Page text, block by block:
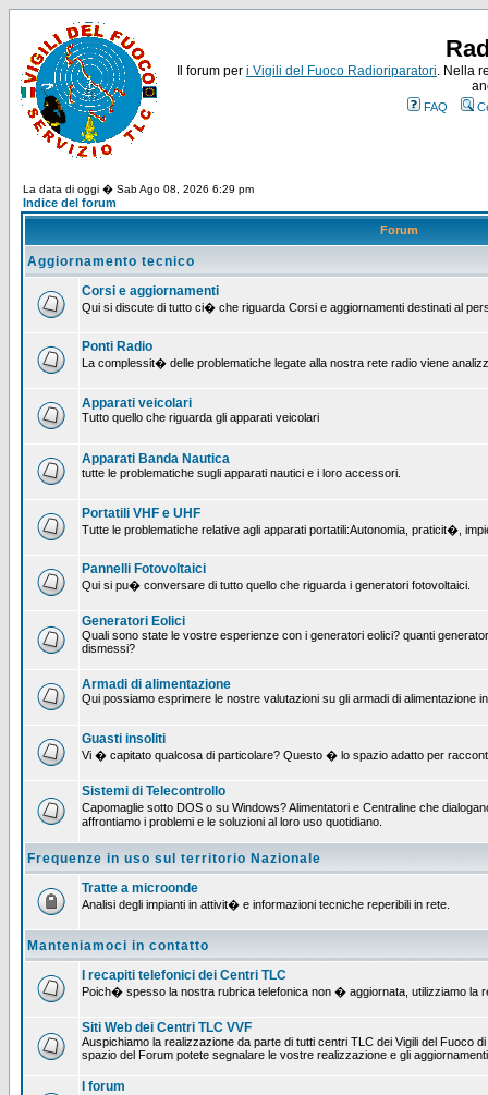
Il forum per i Vigili del Fuoco Radioriparatori. Nella
FAQ
La data di oggi � Sab Ago 08, 2026 6:29 pm
Indice del forum
Forum
Aggiornamento tecnico
Corsi e aggiornamenti
Qui si discute di tutto ci� che riguarda Corsi e aggiornamenti destinati al
Ponti Radio
La complessit� delle problematiche legate alla nostra rete radio viene
Apparati veicolari
Tutto quello che riguarda gli apparati veicolari
Apparati Banda Nautica
tutte le problematiche sugli apparati nautici e i loro accessori.
Portatili VHF e UHF
Tutte le problematiche relative agli apparati portatili:Autonomia, praticit�,
Pannelli Fotovoltaici
Qui si pu� conversare di tutto quello che riguarda i generatori fotovoltaici.
Generatori Eolici
Quali sono state le vostre esperienze con i generatori eolici? quanti
dismessi?
Armadi di alimentazione
Qui possiamo esprimere le nostre valutazioni su gli armadi di alimentazione
Guasti insoliti
Vi � capitato qualcosa di particolare? Questo � lo spazio adatto per
Sistemi di Telecontrollo
Capomaglie sotto DOS o su Windows? Alimentatori e Centraline che
affrontiamo i problemi e le soluzioni al loro uso quotidiano.
Frequenze in uso sul territorio Nazionale
Tratte a microonde
Analisi degli impianti in attivit� e informazioni tecniche reperibili in rete.
Manteniamoci in contatto
I recapiti telefonici dei Centri TLC
Poich� spesso la nostra rubrica telefonica non � aggiornata, utilizziamo la
Siti Web dei Centri TLC VVF
Auspichiamo la realizzazione da parte di tutti centri TLC dei Vigili del Fuoco
spazio del Forum potete segnalare le vostre realizzazione e gli
I forum